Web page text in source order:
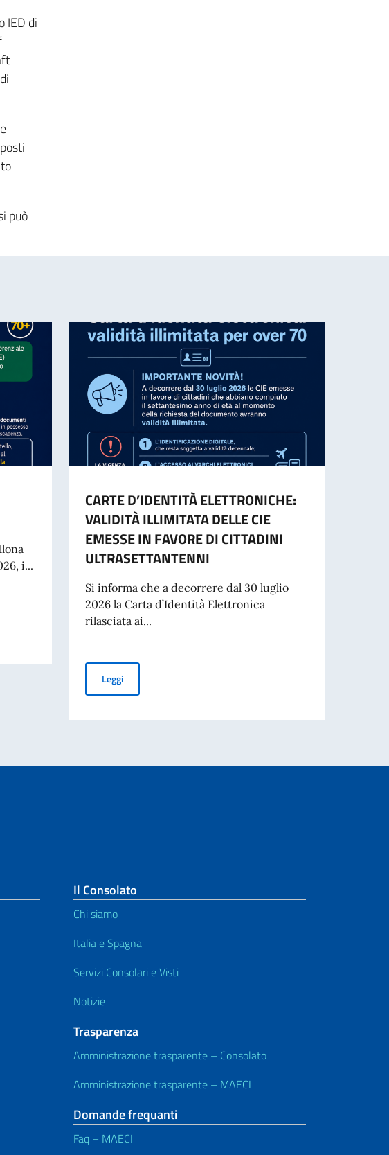
IED di
può
i...
70”
CARTE D’IDENTITÀ ELETTRONICHE:
VALIDITÀ ILLIMITATA DELLE CIE
EMESSE IN FAVORE DI CITTADINI
ULTRASETTANTENNI
Si informa che a decorrere dal 30 luglio
2026 la Carta d’Identità Elettronica
rilasciata ai...
LeggiCARTE D’IDENTITÀ ELETTRONICHE: VALIDITÀ ILLIMITATA
Il Consolato
Chi siamo
Italia e Spagna
Servizi Consolari e Visti
Notizie
Trasparenza
Amministrazione trasparente – Consolato
Amministrazione trasparente – MAECI
Domande frequanti
Faq – MAECI